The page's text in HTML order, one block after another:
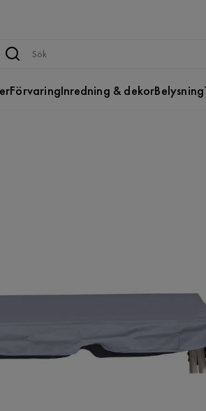
FörvaringInredning & dekorBelysning